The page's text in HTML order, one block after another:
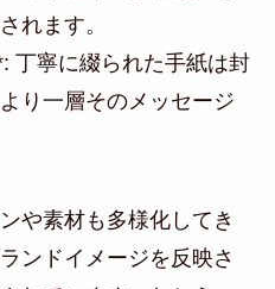
れます。
丁寧に綴られた手紙は封
り一層そのメッセージ
や素材も多様化してき
ンドイメージを反映さ